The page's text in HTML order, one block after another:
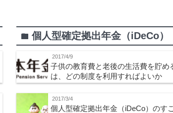
folder 個人型確定拠出年金（iDeCo）
2017/4/9
子供の教育費と老後の生活費を貯め
は、どの制度を利用すればよいか
2017/3/4
個人型確定拠出年金（iDeCo）のす